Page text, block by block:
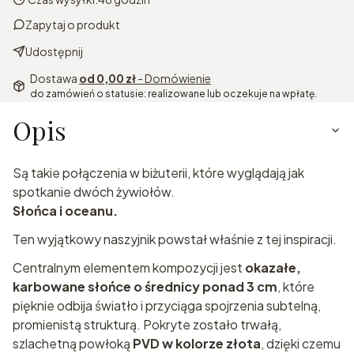
Zapytaj o produkt
Udostępnij
Dostawa od 0,00 zł- Domówienie
do zamówień o statusie: realizowane lub oczekuje na wpłatę.
Opis
Są takie połączenia w biżuterii, które wyglądają jak
spotkanie dwóch żywiołów.
Słońca i oceanu.
Ten wyjątkowy naszyjnik powstał właśnie z tej inspiracji.
Centralnym elementem kompozycji jest okazałe,
karbowane słońce o średnicy ponad 3 cm, które
pięknie odbija światło i przyciąga spojrzenia subtelną,
promienistą strukturą. Pokryte zostało trwałą,
szlachetną powłoką PVD w kolorze złota, dzięki czemu